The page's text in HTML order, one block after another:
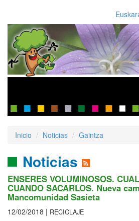
Inicio Noticias Gaintza
Noticias
ENSERES VOLUMINOSOS.
CUANDO SACARLOS. Nueva
Mancomunidad Sasieta
12/02/2018 | RECICLAJE